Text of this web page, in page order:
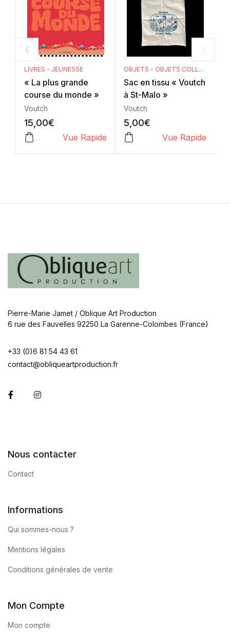
LIVRES - JEUNESSE
« La plus grande
course du monde »
Voutch
15,00€
Vue Rapide
OBJETS - OBJETS COLLECTORS
Sac en tissu « Voutch
à St-Malo »
Voutch
5,00€
Vue Rapide
Pierre-Marie Jamet / Oblique Art Production
6 rue des Fauvelles 92250 La Garenne-Colombes (France)
+33 (0)6 81 54 43 61
contact@obliqueartproduction.fr
FacebookInstagram
Nous contacter
Contact
Informations
Qui sommes-nous ?
Mentions légales
Conditions générales de vente
Mon Compte
Mon compte